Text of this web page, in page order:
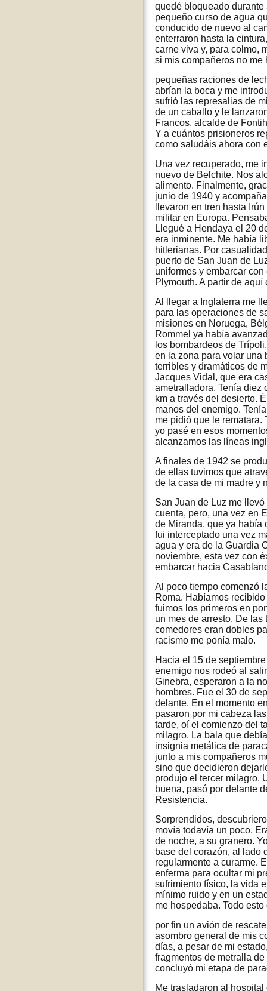
quedé bloqueado
pequeño curso de agua
conducido de nuevo al
enterraron hasta la
carne viva y, para colmo,
si mis compañeros no
pequeñas raciones de
abrían la boca y me
sufrió las represalias de
de un caballo y le
Francos, alcalde de
Y a cuántos prisioneros
como saludáis ahora con
Una vez recuperado, me
nuevo de Belchite. Nos
alimento. Finalmente,
junio de 1940 y
llevaron en tren hasta
militar en Europa.
Llegué a Hendaya el 20
era inminente. Me había
hitlerianas. Por
puerto de San Juan de
uniformes y embarcar
Plymouth. A partir de
Al llegar a Inglaterra me
para las operaciones de
misiones en Noruega,
Rommel ya había
los bombardeos de
en la zona para volar una
terribles y dramáticos de
Jacques Vidal, que era
ametralladora. Tenía diez
km a través del desierto.
manos del enemigo.
me pidió que le rematara.
yo pasé en esos
alcanzamos las líneas
A finales de 1942 se
de ellas tuvimos que
de la casa de mi madre y
San Juan de Luz me
cuenta, pero, una vez en
de Miranda, que ya había
fui interceptado una vez
agua y era de la Guardia
noviembre, esta vez con
embarcar hacia
Al poco tiempo comenzó
Roma. Habíamos
fuimos los primeros en
un mes de arresto. De
comedores eran dobles
racismo me ponía malo.
Hacia el 15 de
enemigo nos rodeó al
Ginebra, esperaron a la
hombres. Fue el 30 de
delante. En el momento
pasaron por mi cabeza
tarde, oí el comienzo del
milagro. La bala que
insignia metálica de
junto a mis compañeros
sino que decidieron
produjo el tercer milagro.
buena, pasó por delante
Resistencia.
Sorprendidos,
movía todavía un poco.
de noche, a su granero.
base del corazón, al lado
regularmente a curarme.
enferma para ocultar mi
sufrimiento físico, la vida
mínimo ruido y en un
me hospedaba. Todo
por fin un avión de
asombro general de mis
días, a pesar de mi
fragmentos de metralla
concluyó mi etapa de
Me trasladaron al